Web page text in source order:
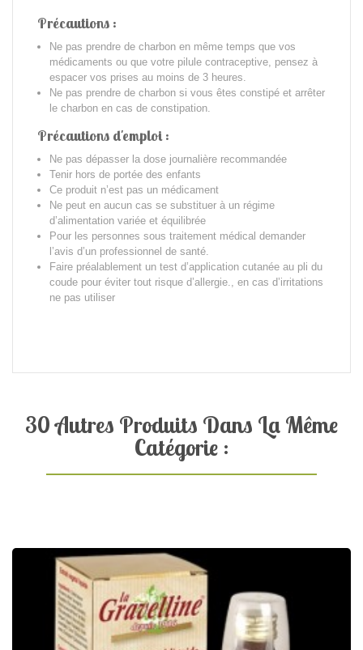
Précautions :
Ne pas prendre de charbon en même temps que vos
médicaments ou que votre pilule contraceptive, pensez à
espacer vos prises au moins de 3 heures.
Ne pas prendre de charbon si vous êtes constipé et arrêter
le charbon en cas de constipation.
Précautions d'emploi :
Ne pas dépasser la dose journalière recommandée
Tenir hors de portée des enfants
Ce produit n’est pas un médicament
Ne peut en aucun cas se substituer à un régime
d’alimentation variée et équilibrée
Pour les personnes sous traitement médical demander
l’avis d’un professionnel de santé.
Faire préalablement un test d’application cutanée au pli du
coude pour éviter tout risque d’allergie., en cas d’irritations
ne pas utiliser
30 Autres Produits Dans La Même
Catégorie :